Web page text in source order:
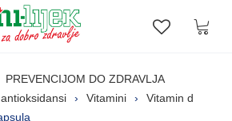
Lista
PREVENCIJOM DO ZDRAVLJA
Vitamini
Vitamin d